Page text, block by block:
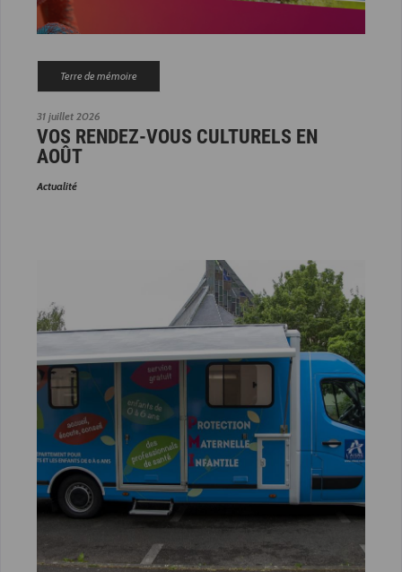
31 juillet 2026
Terre de mémoire
VOS RENDEZ-VOUS CULTURELS EN
AOÛT
Actualité